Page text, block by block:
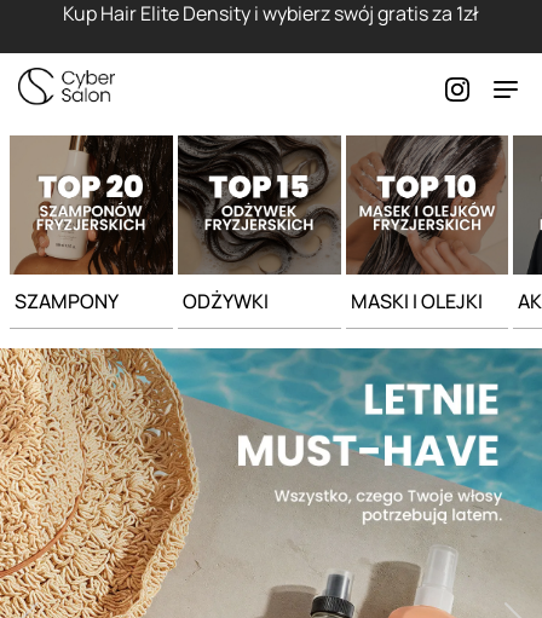
Kup Hair Elite Density i wybierz swój gratis za 1zł
SZAMPONY ODŻYWKI MASKI I OLEJKI
Strona główna - Cyber Salon